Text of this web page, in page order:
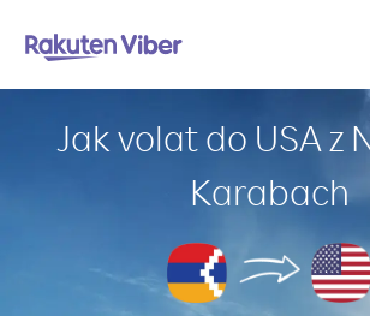
Jak volat do USA z
Karabach